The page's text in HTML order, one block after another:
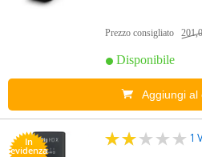
Prezzo consigliato
Disponibile
Aggiungi al
In
evidenza
1